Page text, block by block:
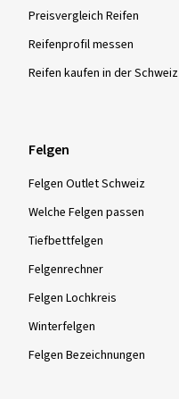
Preisvergleich Reifen
Reifenprofil messen
Reifen kaufen in der Schweiz
Felgen
Felgen Outlet Schweiz
Welche Felgen passen
Tiefbettfelgen
Felgenrechner
Felgen Lochkreis
Winterfelgen
Felgen Bezeichnungen